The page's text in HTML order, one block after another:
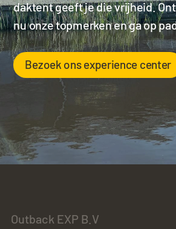
daktent geeft je die vrijheid.
nu onze topmerken en ga op
Bezoek ons experience center
Outback EXP B.V